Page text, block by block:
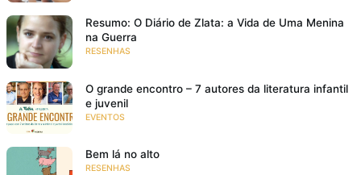
Resumo: O Diário de Zlata: a Vida de Uma Menina
na Guerra
RESENHAS
O grande encontro – 7 autores da literatura infantil
e juvenil
EVENTOS
Bem lá no alto
RESENHAS